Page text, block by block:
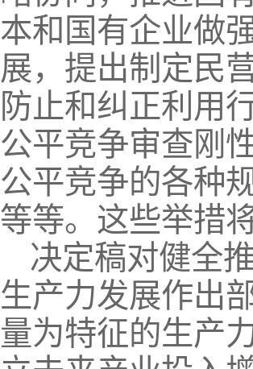
本和国有企业做
展，提出制定民
防止和纠正利用
公平竞争审查刚
公平竞争的各种
等等。这些举措
决定稿对健全
生产力发展作出
量为特征的生产